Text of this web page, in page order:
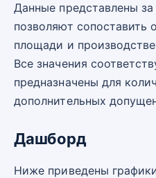
Данные представлены
позволяют сопоставить
площади и
Все значения
предназначены для
дополнительных
Дашборд
Ниже приведены